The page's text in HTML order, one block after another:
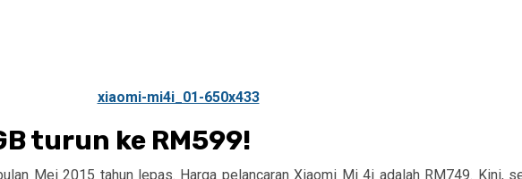
turun ke RM599!
Mei 2015 tahun lepas. Harga pelancaran Xiaomi Mi 4i adalah RM749. Kini,